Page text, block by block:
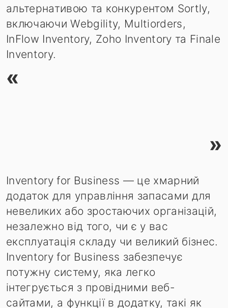
альтернативою та конкурентом Sortly,
включаючи Webgility, Multiorders,
InFlow Inventory, Zoho Inventory та Finale
Inventory.
«
»
Inventory for Business — це хмарний
додаток для управління запасами для
невеликих або зростаючих організацій,
незалежно від того, чи є у вас
експлуатація складу чи великий бізнес.
Inventory for Business забезпечує
потужну систему, яка легко
інтегрується з провідними веб-
сайтами, а функції в додатку, такі як